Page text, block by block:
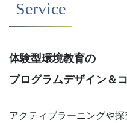
Service
体験型環境教育の
プログラムデザイン＆
アクティブラーニングや